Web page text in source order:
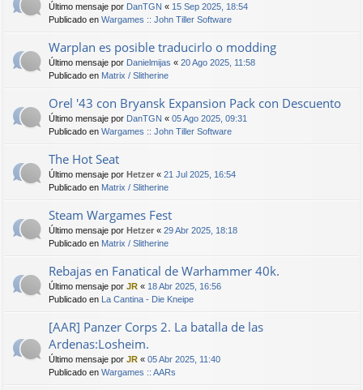
Último mensaje por DanTGN « 15 Sep 2025, 18:54
Publicado en Wargames :: John Tiller Software
Warplan es posible traducirlo o modding
Último mensaje por Danielmijas « 20 Ago 2025, 11:58
Publicado en Matrix / Slitherine
Orel '43 con Bryansk Expansion Pack con Descuento
Último mensaje por DanTGN « 05 Ago 2025, 09:31
Publicado en Wargames :: John Tiller Software
The Hot Seat
Último mensaje por Hetzer « 21 Jul 2025, 16:54
Publicado en Matrix / Slitherine
Steam Wargames Fest
Último mensaje por Hetzer « 29 Abr 2025, 18:18
Publicado en Matrix / Slitherine
Rebajas en Fanatical de Warhammer 40k.
Último mensaje por JR « 18 Abr 2025, 16:56
Publicado en La Cantina - Die Kneipe
[AAR] Panzer Corps 2. La batalla de las
Ardenas:Losheim.
Último mensaje por JR « 05 Abr 2025, 11:40
Publicado en Wargames :: AARs